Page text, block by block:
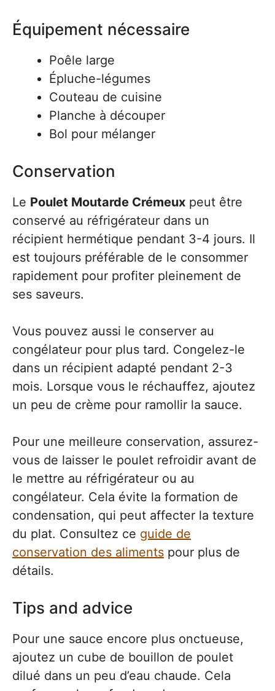
Équipement nécessaire
Poêle large
Épluche-légumes
Couteau de cuisine
Planche à découper
Bol pour mélanger
Conservation
Le Poulet Moutarde Crémeux peut être
conservé au réfrigérateur dans un
récipient hermétique pendant 3-4 jours. Il
est toujours préférable de le consommer
rapidement pour profiter pleinement de
ses saveurs.
Vous pouvez aussi le conserver au
congélateur pour plus tard. Congelez-le
dans un récipient adapté pendant 2-3
mois. Lorsque vous le réchauffez, ajoutez
un peu de crème pour ramollir la sauce.
Pour une meilleure conservation, assurez-
vous de laisser le poulet refroidir avant de
le mettre au réfrigérateur ou au
congélateur. Cela évite la formation de
condensation, qui peut affecter la texture
du plat. Consultez ce guide de
conservation des aliments pour plus de
détails.
Tips and advice
Pour une sauce encore plus onctueuse,
ajoutez un cube de bouillon de poulet
dilué dans un peu d’eau chaude. Cela